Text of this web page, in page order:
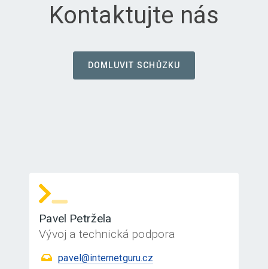
Kontaktujte nás
DOMLUVIT SCHŮZKU
Pavel Petržela
Vývoj a technická podpora
pavel@internetguru.cz